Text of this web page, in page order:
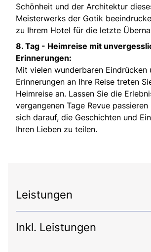
Schönheit und der Architektur
Meisterwerks der Gotik
zu Ihrem Hotel für die letzte
8. Tag - Heimreise mit
Erinnerungen:
Mit vielen wunderbaren Eindrücken
Erinnerungen an Ihre Reise treten
Heimreise an. Lassen Sie die
vergangenen Tage Revue
sich darauf, die Geschichten und
Ihren Lieben zu teilen.
Leistungen
Inkl. Leistungen